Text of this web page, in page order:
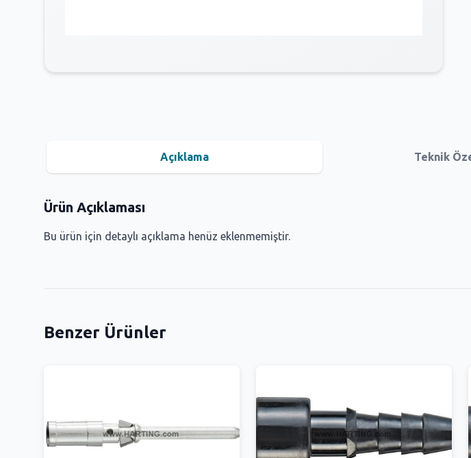
Açıklama Teknik
Ürün Açıklaması
Bu ürün için detaylı açıklama henüz eklenmemiştir.
Benzer Ürünler